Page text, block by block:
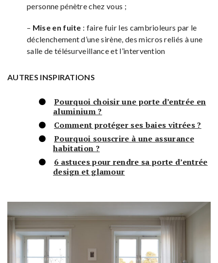
personne pénètre chez vous ;
– Mise en fuite : faire fuir les cambrioleurs par le
déclenchement d’une sirène, des micros reliés à une
salle de télésurveillance et l’intervention
AUTRES INSPIRATIONS
Pourquoi choisir une porte d’entrée en
aluminium ?
Comment protéger ses baies vitrées ?
Pourquoi souscrire à une assurance
habitation ?
6 astuces pour rendre sa porte d’entrée
design et glamour